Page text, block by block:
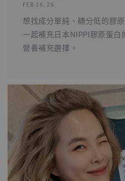
FEB 26, 26
想找成分單純、糖分低的膠
一起補充日本NIPPI膠原蛋白
營養補充選擇。